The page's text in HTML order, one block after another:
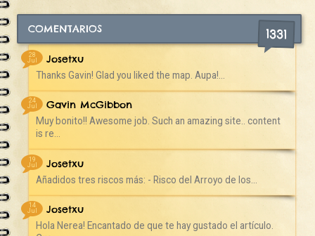
COMENTARIOS 1331
28
Jul
Josetxu
Thanks Gavin! Glad you liked the map. Aupa!...
24
Jul
Gavin McGibbon
Muy bonito!! Awesome job. Such an amazing site.. content
is re...
19
Jul
Josetxu
Añadidos tres riscos más: - Risco del Arroyo de los...
14
Jul
Josetxu
Hola Nerea! Encantado de que te hay gustado el artículo.